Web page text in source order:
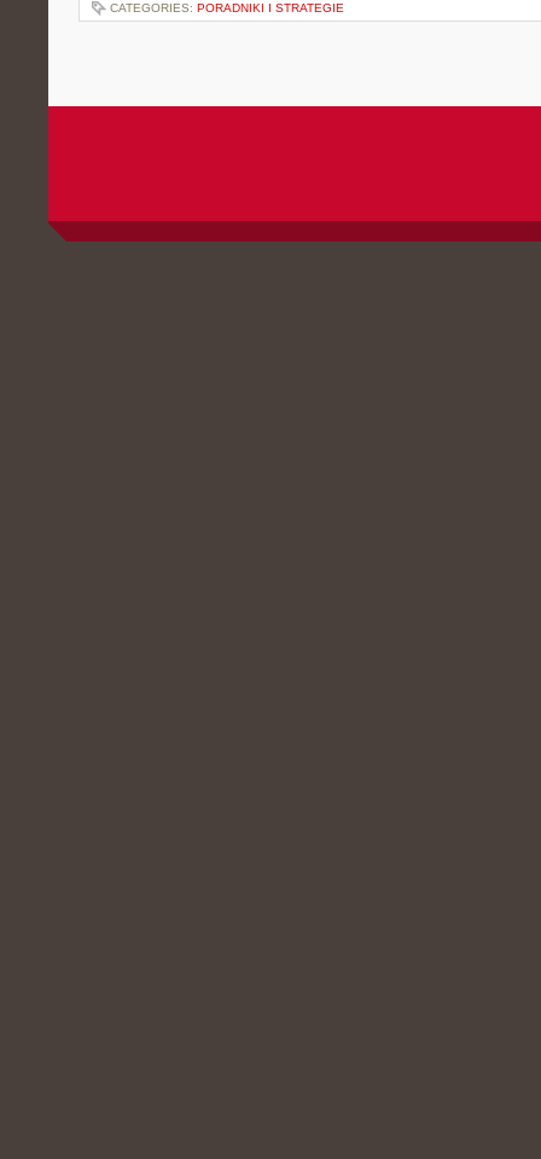
CATEGORIES: PORADNIKI I STRATEGIE